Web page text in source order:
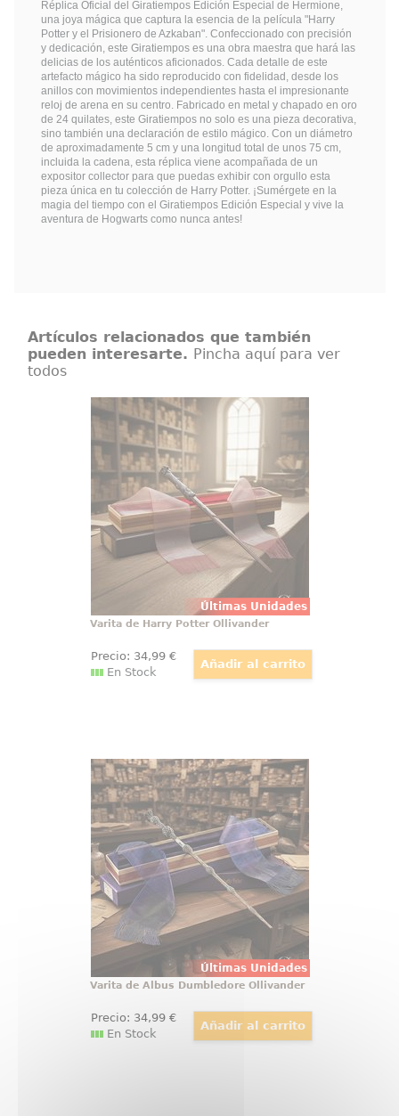
Réplica Oficial del Giratiempos Edición Especial de Hermione,
una joya mágica que captura la esencia de la película "Harry
Potter y el Prisionero de Azkaban". Confeccionado con precisión
y dedicación, este Giratiempos es una obra maestra que hará las
delicias de los auténticos aficionados. Cada detalle de este
artefacto mágico ha sido reproducido con fidelidad, desde los
anillos con movimientos independientes hasta el impresionante
reloj de arena en su centro. Fabricado en metal y chapado en oro
de 24 quilates, este Giratiempos no solo es una pieza decorativa,
sino también una declaración de estilo mágico. Con un diámetro
de aproximadamente 5 cm y una longitud total de unos 75 cm,
incluida la cadena, esta réplica viene acompañada de un
expositor collector para que puedas exhibir con orgullo esta
pieza única en tu colección de Harry Potter. ¡Sumérgete en la
magia del tiempo con el Giratiempos Edición Especial y vive la
aventura de Hogwarts como nunca antes!
Artículos relacionados que también
pueden interesarte. Pincha aquí para ver
todos
Últimas Unidades
Varita de Harry Potter Ollivander
Varita de Harry Potter original con
licencia oficial, diseñada para
convertir cualquier colección en
una pieza con presencia propia
desde el primer vistazo. Esta
réplica de Harry Potter a escala
1:1 reúne acabado cuidado
Varita de Harry Potter Ollivander
Precio: 34,99€
En Stock
Últimas Unidades
Varita de Albus Dumbledore
Ollivander
Hay objetos que no se guardan, se
exhiben con orgullo, y la varita de
Albus Dumbledore pertenece a
esa categoría desde el primer
vistazo. Esta réplica oficial de
Harry Potter reúne elegancia,
simbolismo y acabado de
colección
Varita de Albus Dumbledore Ollivander
Precio: 34,99€
En Stock